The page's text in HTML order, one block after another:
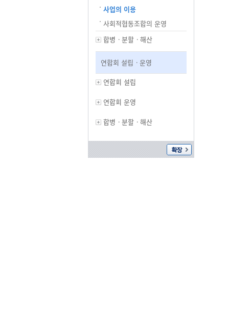
사업의 이용
사회적협동조합의 운영
합병ㆍ분할ㆍ해산
연합회 설립ㆍ운영
연합회 설립
연합회 운영
합병ㆍ분할ㆍ해산